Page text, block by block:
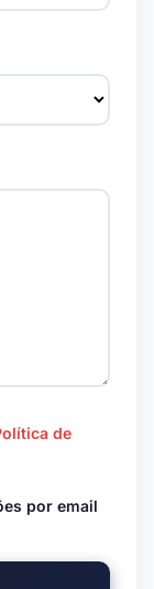
de
por email